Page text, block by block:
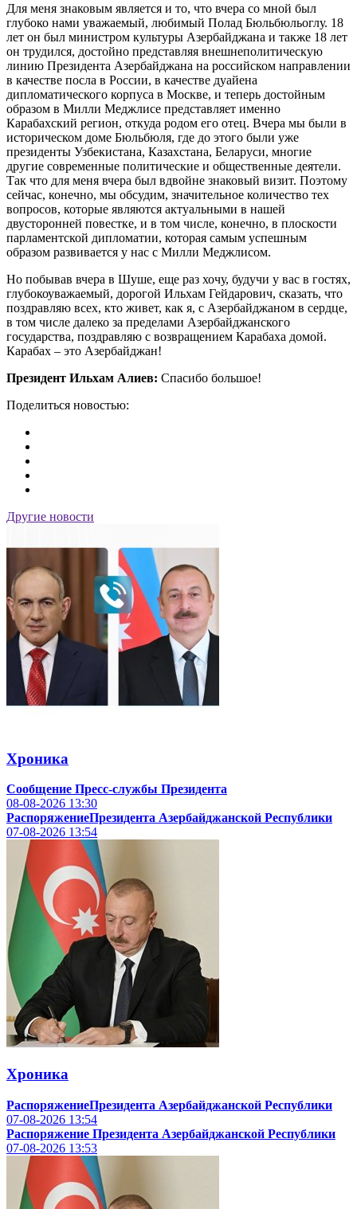
Для меня знаковым является и то, что вчера со мной был
глубоко нами уважаемый, любимый Полад Бюльбюльоглу. 18
лет он был министром культуры Азербайджана и также 18 лет
он трудился, достойно представляя внешнеполитическую
линию Президента Азербайджана на российском направлении
в качестве посла в России, в качестве дуайена
дипломатического корпуса в Москве, и теперь достойным
образом в Милли Меджлисе представляет именно
Карабахский регион, откуда родом его отец. Вчера мы были в
историческом доме Бюльбюля, где до этого были уже
президенты Узбекистана, Казахстана, Беларуси, многие
другие современные политические и общественные деятели.
Так что для меня вчера был вдвойне знаковый визит. Поэтому
сейчас, конечно, мы обсудим, значительное количество тех
вопросов, которые являются актуальными в нашей
двусторонней повестке, и в том числе, конечно, в плоскости
парламентской дипломатии, которая самым успешным
образом развивается у нас с Милли Меджлисом.
Но побывав вчера в Шуше, еще раз хочу, будучи у вас в гостях,
глубокоуважаемый, дорогой Ильхам Гейдарович, сказать, что
поздравляю всех, кто живет, как я, с Азербайджаном в сердце,
в том числе далеко за пределами Азербайджанского
государства, поздравляю с возвращением Карабаха домой.
Карабах – это Азербайджан!
Президент Ильхам Алиев: Спасибо большое!
Поделиться новостью:
Другие новости
Хроника
Сообщение Пресс-службы Президента
08-08-2026 13:30
РаспоряжениеПрезидента Азербайджанской Республики
07-08-2026 13:54
Хроника
РаспоряжениеПрезидента Азербайджанской Республики
07-08-2026 13:54
Распоряжение Президента Азербайджанской Республики
07-08-2026 13:53